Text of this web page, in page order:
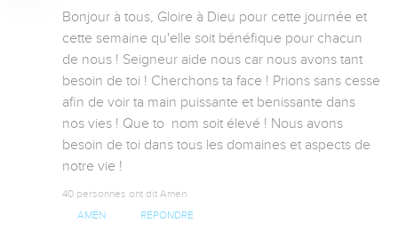
Bonjour à tous, Gloire à Dieu pour cette journée et
cette semaine qu'elle soit bénéfique pour chacun
de nous ! Seigneur aide nous car nous avons tant
besoin de toi ! Cherchons ta face ! Prions sans cesse
afin de voir ta main puissante et benissante dans
nos vies ! Que to  nom soit élevé ! Nous avons
besoin de toi dans tous les domaines et aspects de
notre vie !
40 personnes ont dit Amen
AMEN RÉPONDRE